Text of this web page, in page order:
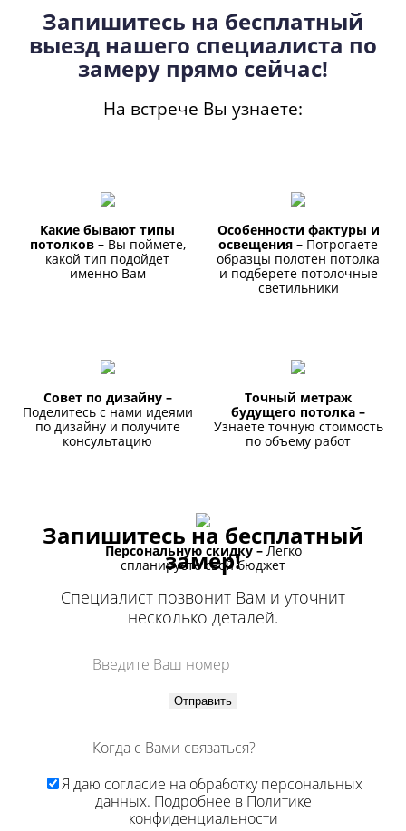
Запишитесь на бесплатный
выезд нашего специалиста по
замеру прямо сейчас!
На встрече Вы узнаете:
Какие бывают типы
потолков – Вы поймете,
какой тип подойдет
именно Вам
Особенности фактуры и
освещения – Потрогаете
образцы полотен потолка
и подберете потолочные
светильники
Совет по дизайну –
Поделитесь с нами идеями
по дизайну и получите
консультацию
Точный метраж
будущего потолка –
Узнаете точную стоимость
по объему работ
Персональную скидку – Легко
спланируете свой бюджет
Запишитесь на бесплатный
замер!
Специалист позвонит Вам и уточнит
несколько деталей.
Отправить
Я даю согласие на обработку персональных
данных. Подробнее в Политике
конфиденциальности